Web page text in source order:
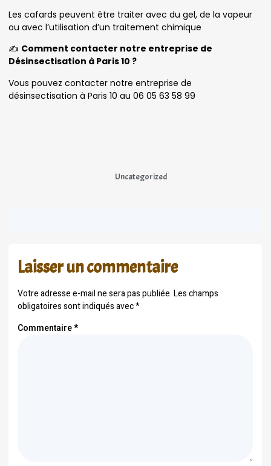
Les cafards peuvent être traiter avec du gel, de la vapeur
ou avec l’utilisation d’un traitement chimique
✍️ Comment contacter notre entreprise de
Désinsectisation à Paris 10 ?
Vous pouvez contacter notre entreprise de
désinsectisation à Paris 10 au 06 05 63 58 99
Uncategorized
Laisser un commentaire
Votre adresse e-mail ne sera pas publiée.Les champs
obligatoires sont indiqués avec*
Commentaire*